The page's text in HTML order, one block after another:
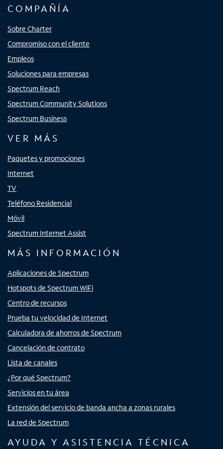
COMPAÑÍA
Sobre Charter
Compromiso con el cliente
Empleos
Soluciones para empresas
Spectrum Reach
Spectrum Community Solutions
Spectrum Business
VER MÁS
Paquetes y promociones
Internet
TV
Teléfono Residencial
Móvil
Spectrum Internet Assist
MÁS INFORMACIÓN
Aplicaciones de Spectrum
Hotspots de Spectrum WiFi
Centro de recursos
Prueba tu velocidad de Internet
Calculadora de ahorros de Spectrum
Cancelación de contrato
Lista de canales
¿Por qué Spectrum?
Servicios en tu área
Extensión del servicio de banda ancha a zonas rurales
La red de Spectrum
AYUDA Y ASISTENCIA TÉCNICA